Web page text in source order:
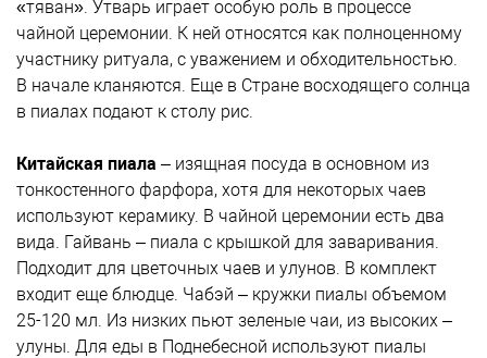
«тяван». Утварь играет особую роль в процессе
чайной церемонии. К ней относятся как полноценному
участнику ритуала, с уважением и обходительностью.
В начале кланяются. Еще в Стране восходящего солнца
в пиалах подают к столу рис.
Китайская пиала – изящная посуда в основном из
тонкостенного фарфора, хотя для некоторых чаев
используют керамику. В чайной церемонии есть два
вида. Гайвань – пиала с крышкой для заваривания.
Подходит для цветочных чаев и улунов. В комплект
входит еще блюдце. Чабэй – кружки пиалы объемом
25-120 мл. Из низких пьют зеленые чаи, из высоких –
улуны. Для еды в Поднебесной используют пиалы